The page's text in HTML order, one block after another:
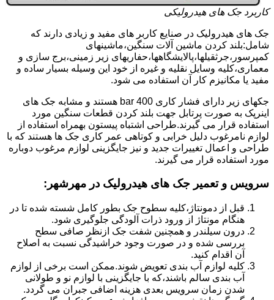
کاربرد جک های هیدرولیکی
جک های هیدرولیک در صنایع کاربر های مفید و زیادی دارند که
شامل:بلند کردن ماشین آلات سنگین،ماشینهای
کمپرسور،جرثقیلها،پالایشگاهها،حفاریهای زیر زمینی،برج سازی و
معماری،کلیه وسایل نقلیه و غیره از خود این وسیله بسیار ساده و
مفید یا مکانیزم کار آن استفاده می شود.
جکهای زیر دارای فشار کاری 400 bar هستند و مشابه جک های
اینرپک به صورت پرتابل جهت بلند کردن قطعات سنگین مورد
استفاده قرار می گیرند.طراحی اشتباه پیستون بهمراه استفاده از
لوازم نامرغوب دلیل خرابی و کوتاهی عمر کاری جک ها هستند که با
طراحی و اعمال تغییرات جدید و نیز جایگزینی لوازم مرغوب دوباره
مورد استفاده قرار می گیرند.
سرویس و تعمیر جک های هیدرولیک در مهرشهر :
قبل از دمونتاژ،کلیه سطوح جک بطور کامل شسته شده تا در
هنگام مونتاژ از ورود ذرات آلودگی جلوگیری شود.
درون سیلندر و همچنین شفت جک ازنظر صافی سطح
بررسی شده و در صورت وجود خراشیدگی نسبت به اصلاح
آن اقدام کنید.
کلیه لوازم آب بندی تعویض شوند.ممکن است برخی از لوازم
آب بندی سالم باشند،که با جایگزینی با لوازم نو و طولانی
شدن زمان سرویس بعدی هزینه اضافی جبران می گردد.